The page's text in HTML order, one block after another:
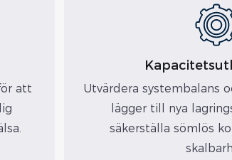
att
Utvärdera systembalans
lägger till nya
säkerställa sömlös